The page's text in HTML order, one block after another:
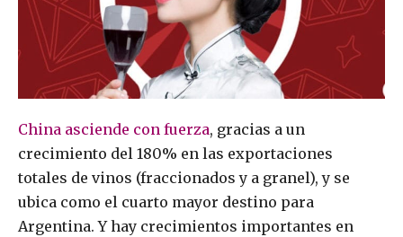
China asciende con fuerza, gracias a un
crecimiento del 180% en las exportaciones
totales de vinos (fraccionados y a granel), y se
ubica como el cuarto mayor destino para
Argentina. Y hay crecimientos importantes en